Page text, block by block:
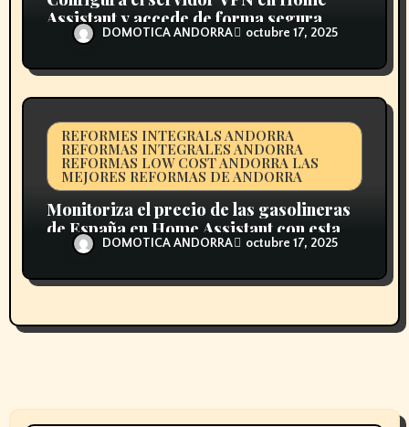
Assistant y accede de forma segura
DOMOTICA ANDORRA octubre 17, 2025
REFORMES INTEGRALS ANDORRA
REFORMAS INTEGRALES ANDORRA
REFORMAS LOW COST ANDORRA LAS
MEJORES REFORMAS DE ANDORRA
Monitoriza el precio de las gasolineras
de España en Home Assistant con esta
integraciónDOMOTICA ANDORRA octubre 17, 2025